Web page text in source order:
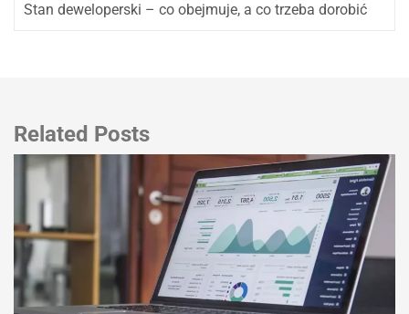
Stan deweloperski – co obejmuje, a co trzeba dorobić
Related Posts